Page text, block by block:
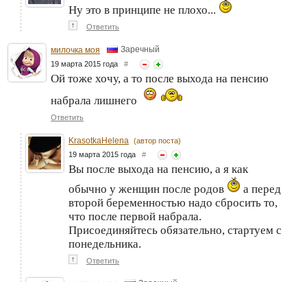
Ну это в принципе не плохо...
↑ Ответить
милочка моя Заречный
19 марта 2015 года #
Ой тоже хочу, а то после выхода на пенсию
набрала лишнего
Ответить
KrasotkaHelena (автор поста)
19 марта 2015 года #
Вы после выхода на пенсию, а я как
обычно у женщин после родов
а перед
второй беременностью надо сбросить то,
что после первой набрала.
Присоединяйтесь обязательно, стартуем с
понедельника.
↑ Ответить